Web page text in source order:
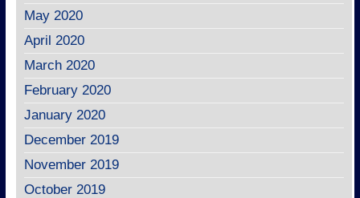
May 2020
April 2020
March 2020
February 2020
January 2020
December 2019
November 2019
October 2019